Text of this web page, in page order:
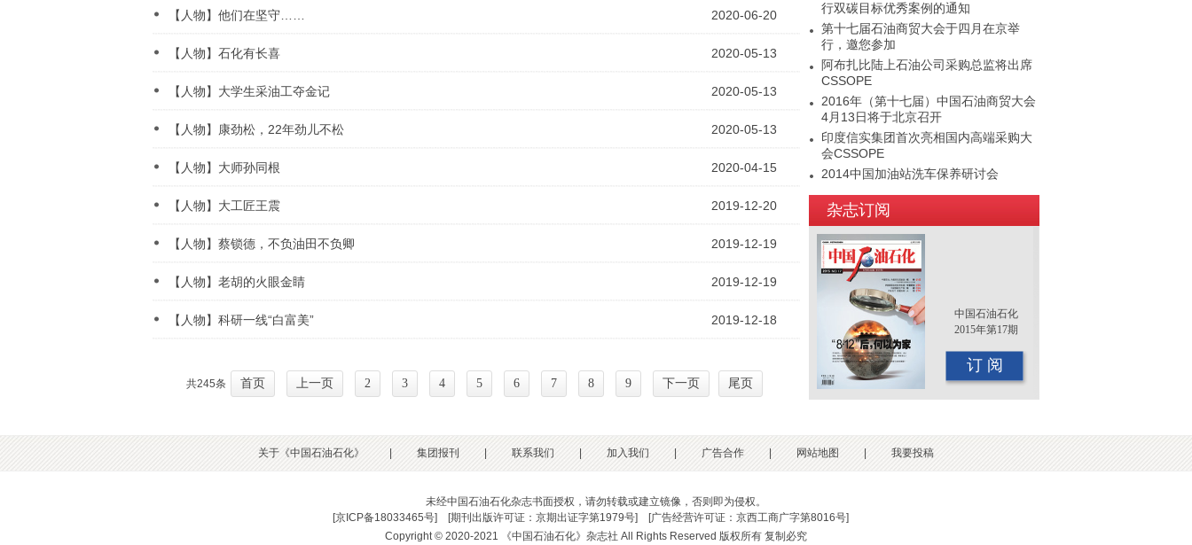
【人物】他们在坚守…… 2020-06-20
【人物】石化有长喜 2020-05-13
【人物】大学生采油工夺金记 2020-05-13
【人物】康劲松，22年劲儿不松 2020-05-13
【人物】大师孙同根 2020-04-15
【人物】大工匠王震 2019-12-20
【人物】蔡锁德，不负油田不负卿 2019-12-19
【人物】老胡的火眼金睛 2019-12-19
【人物】科研一线“白富美” 2019-12-18
共245条 首页 上一页 2 3 4 5 6 7 8 9 下一页 尾页
行双碳目标优秀案例的通知
第十七届石油商贸大会于四月在京举
行，邀您参加
阿布扎比陆上石油公司采购总监将出席
CSSOPE
2016年（第十七届）中国石油商贸大会
4月13日将于北京召开
印度信实集团首次亮相国内高端采购大
会CSSOPE
2014中国加油站洗车保养研讨会
2015年（第十二届）中国国际油品行业
年终大会即将召开
杂志订阅
中国石油石化
2015年第17期
订 阅
关于《中国石油石化》 集团报刊 联系我们 加入我们 广告合作 网站地图 我要投稿
未经中国石油石化杂志书面授权，请勿转载或建立镜像，否则即为侵权。
[京ICP备18033465号] [期刊出版许可证：京期出证字第1979号] [广告经营许可证：京西工商广字第8016号]
Copyright © 2020-2021 《中国石油石化》杂志社 All Rights Reserved 版权所有 复制必究